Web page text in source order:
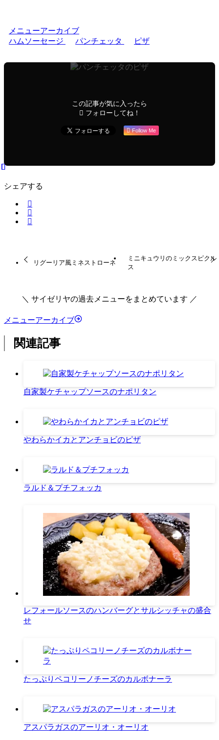
メニューアーカイブ
ハムソーセージ
パンチェッタ ピザ
この記事が気に入ったら
フォローしてね！
Follow Me
シェアする
リグーリア風ミネストローネ
ミニキュウリのミックスピクル
ス
＼ サイゼリヤの過去メニューをまとめています ／
メニューアーカイブ
関連記事
自家製ケチャップソースのナポリタン
やわらかイカとアンチョビのピザ
ラルド＆プチフォッカ
レフォールソースのハンバーグとサルシッチャの盛合
せ
たっぷりペコリーノチーズのカルボナーラ
アスパラガスのアーリオ・オーリオ